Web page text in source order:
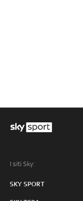
I siti Sky:
SKY SPORT